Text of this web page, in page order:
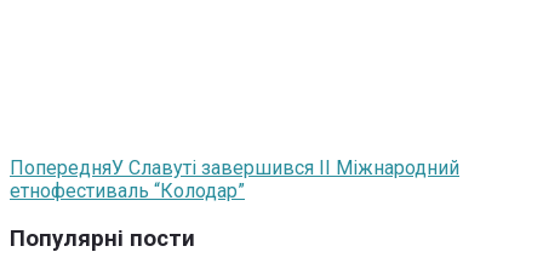
ПопередняУ Славуті завершився II Міжнародний
етнофестиваль “Колодар”
Популярні пости